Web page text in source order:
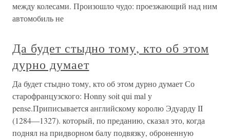
между колесами. Произошло чудо: проезжающий над ним
автомобиль не
Да будет стыдно тому, кто об этом
дурно думает
Да будет стыдно тому, кто об этом дурно думает Со
старофранцузского: Honny soit qui mal у
pense.Приписывается английскому королю Эдуарду II
(1284—1327). который, по преданию, сказал это, когда
поднял на придворном балу подвязку, оброненную